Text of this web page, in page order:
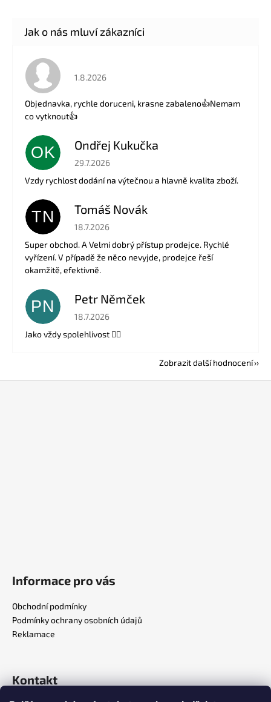
Hodnocení obchodu je 5 z 5 hvězdiček.
1.8.2026
Objednavka, rychle doruceni, krasne zabaleno👍Nemam
co vytknout👍
OK Ondřej Kukučka
Hodnocení obchodu je 5 z 5 hvězdiček.
29.7.2026
Vzdy rychlost dodání na výtečnou a hlavně kvalita zboží.
TN Tomáš Novák
Hodnocení obchodu je 5 z 5 hvězdiček.
18.7.2026
Super obchod. A Velmi dobrý přístup prodejce. Rychlé
vyřízení. V případě že něco nevyjde, prodejce řeší
okamžitě, efektivně.
PN Petr Němček
Hodnocení obchodu je 5 z 5 hvězdiček.
18.7.2026
Jako vždy spolehlivost 👍🏻
Zobrazit další hodnocení
Informace pro vás
Obchodní podmínky
Podmínky ochrany osobních údajů
Reklamace
Kontakt